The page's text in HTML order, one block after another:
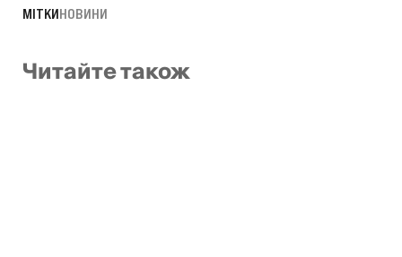
МІТКИНОВИНИ
Читайте також